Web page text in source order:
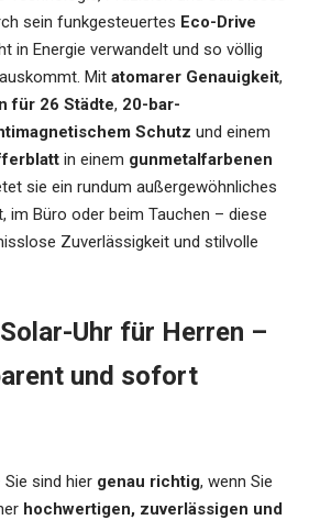
sein funkgesteuertes Eco-Drive
in Energie verwandelt und so völlig
Mit atomarer Genauigkeit,
für 26 Städte, 20-bar-
Schutz und einem
in einem gunmetalfarbenen
sie ein rundum außergewöhnliches
im Büro oder beim Tauchen – diese
Zuverlässigkeit und stilvolle
Uhr für Herren –
und sofort
sind hier genau richtig, wenn Sie
hochwertigen, zuverlässigen und